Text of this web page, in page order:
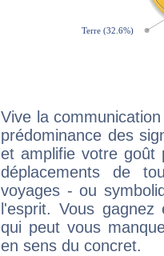
Vive la
prédominance des
et amplifie votre goût
déplacements de
voyages - ou
l'esprit. Vous
qui peut vous
en sens du concret.